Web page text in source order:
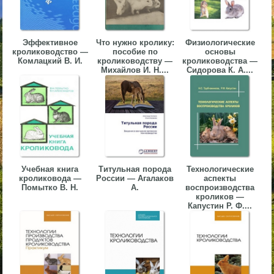
Эффективное
кролиководство —
Комлацкий В. И.
Что нужно кролику:
пособие по
кролиководству —
Михайлов И. Н....
Физиологические
основы
кролиководства —
Сидорова К. А....
Учебная книга
кроликовода —
Помытко В. Н.
Титульная порода
России — Агалаков
А.
Технологические
аспекты
воспроизводства
кроликов —
Капустин Р. Ф....
▼
▼
▼